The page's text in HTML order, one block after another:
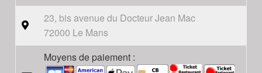
23, bis avenue du Docteur Jean Mac
72000 Le Mans
Moyens de paiement :